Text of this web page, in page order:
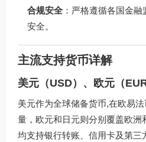
合规安全：严格遵循各国金融
安全。
主流支持货币详解
美元（USD）、欧元（
美元作为全球储备货币,在欧易
量，欧元和日元则分别覆盖欧洲
均支持银行转账、信用卡及第三